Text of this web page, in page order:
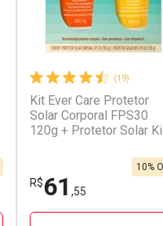
(19)
Kit Ever Care Protetor
Solar Corporal FPS30
120g + Protetor Solar
R$61 ,55
10%